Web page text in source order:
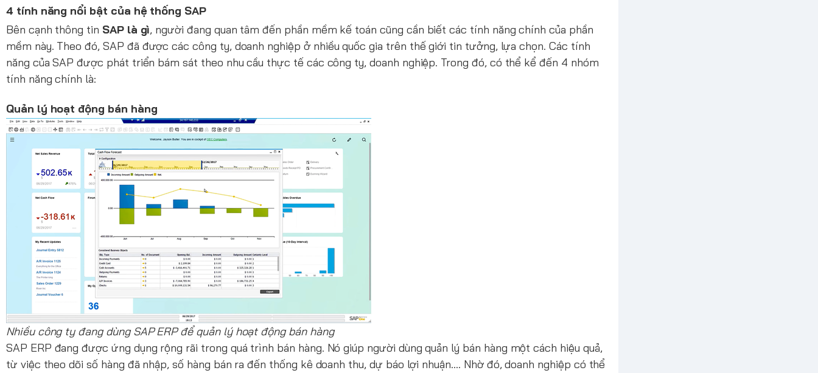
4 tính năng nổi bật của hệ thống SAP
Bên cạnh thông tin SAP là gì, người đang quan tâm đến phần mềm kế toán cũng cần biết các tính năng chính của phần
mềm này. Theo đó, SAP đã được các công ty, doanh nghiệp ở nhiều quốc gia trên thế giới tin tưởng, lựa chọn. Các tính
năng của SAP được phát triển bám sát theo nhu cầu thực tế các công ty, doanh nghiệp. Trong đó, có thể kể đến 4 nhóm
tính năng chính là:
Quản lý hoạt động bán hàng
Nhiều công ty đang dùng SAP ERP để quản lý hoạt động bán hàng
SAP ERP đang được ứng dụng rộng rãi trong quá trình bán hàng. Nó giúp người dùng quản lý bán hàng một cách hiệu quả,
từ việc theo dõi số hàng đã nhập, số hàng bán ra đến thống kê doanh thu, dự báo lợi nhuận…. Nhờ đó, doanh nghiệp có thể